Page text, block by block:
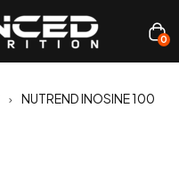
0
NUTREND INOSINE 100